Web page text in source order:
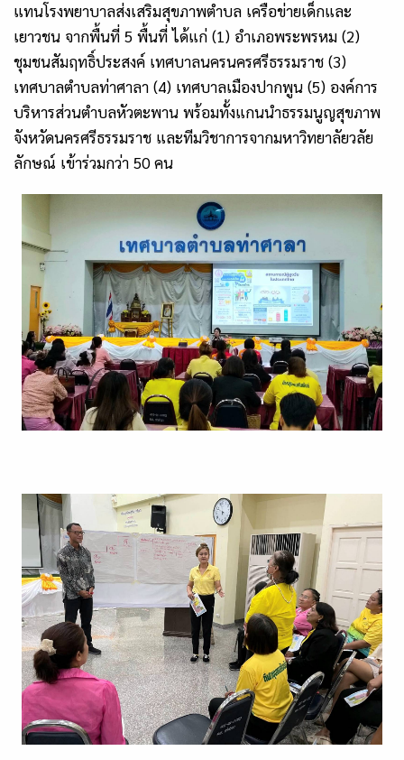
แทนโรงพยาบาลส่งเสริมสุขภาพตำบล เครือข่ายเด็กและ
เยาวชน จากพื้นที่ 5 พื้นที่ ได้แก่ (1) อำเภอพระพรหม (2)
ชุมชนสัมฤทธิ์ประสงค์ เทศบาลนครนครศรีธรรมราช (3)
เทศบาลตำบลท่าศาลา (4) เทศบาลเมืองปากพูน (5) องค์การ
บริหารส่วนตำบลหัวตะพาน พร้อมทั้งแกนนำธรรมนูญสุขภาพ
จังหวัดนครศรีธรรมราช และทีมวิชาการจากมหาวิทยาลัยวลัย
ลักษณ์ เข้าร่วมกว่า 50 คน